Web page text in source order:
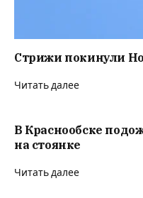
Стрижи покинули
Читать далее
В Краснообске
на стоянке
Читать далее